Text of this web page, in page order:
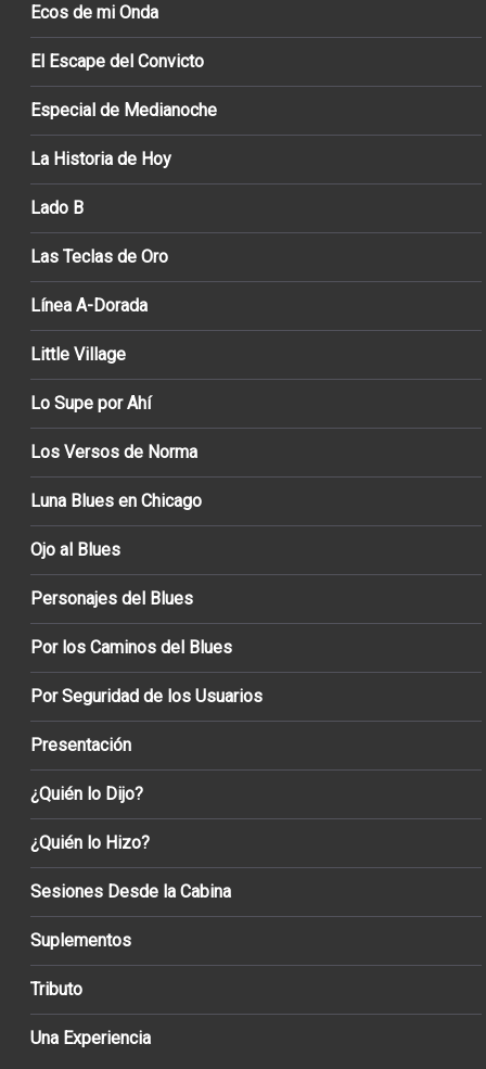
Ecos de mi Onda
El Escape del Convicto
Especial de Medianoche
La Historia de Hoy
Lado B
Las Teclas de Oro
Línea A-Dorada
Little Village
Lo Supe por Ahí
Los Versos de Norma
Luna Blues en Chicago
Ojo al Blues
Personajes del Blues
Por los Caminos del Blues
Por Seguridad de los Usuarios
Presentación
¿Quién lo Dijo?
¿Quién lo Hizo?
Sesiones Desde la Cabina
Suplementos
Tributo
Una Experiencia